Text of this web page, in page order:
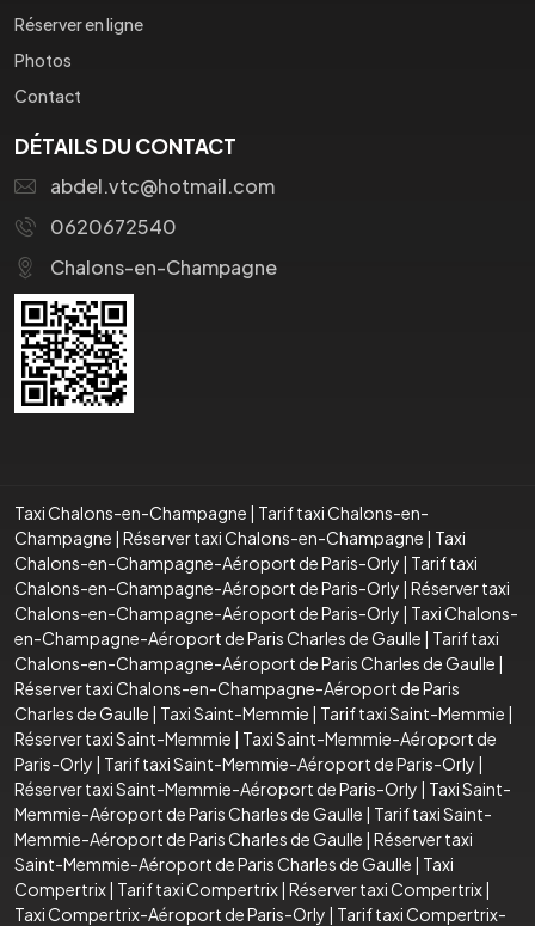
Réserver en ligne
Photos
Contact
DÉTAILS DU CONTACT
abdel.vtc@hotmail.com
0620672540
Chalons-en-Champagne
Taxi Chalons-en-Champagne | Tarif taxi Chalons-en-
Champagne | Réserver taxi Chalons-en-Champagne | Taxi
Chalons-en-Champagne-Aéroport de Paris-Orly | Tarif taxi
Chalons-en-Champagne-Aéroport de Paris-Orly | Réserver taxi
Chalons-en-Champagne-Aéroport de Paris-Orly | Taxi Chalons-
en-Champagne-Aéroport de Paris Charles de Gaulle | Tarif taxi
Chalons-en-Champagne-Aéroport de Paris Charles de Gaulle |
Réserver taxi Chalons-en-Champagne-Aéroport de Paris
Charles de Gaulle | Taxi Saint-Memmie | Tarif taxi Saint-Memmie |
Réserver taxi Saint-Memmie | Taxi Saint-Memmie-Aéroport de
Paris-Orly | Tarif taxi Saint-Memmie-Aéroport de Paris-Orly |
Réserver taxi Saint-Memmie-Aéroport de Paris-Orly | Taxi Saint-
Memmie-Aéroport de Paris Charles de Gaulle | Tarif taxi Saint-
Memmie-Aéroport de Paris Charles de Gaulle | Réserver taxi
Saint-Memmie-Aéroport de Paris Charles de Gaulle | Taxi
Compertrix| Tarif taxi Compertrix| Réserver taxi Compertrix|
Taxi Compertrix-Aéroport de Paris-Orly | Tarif taxi Compertrix-